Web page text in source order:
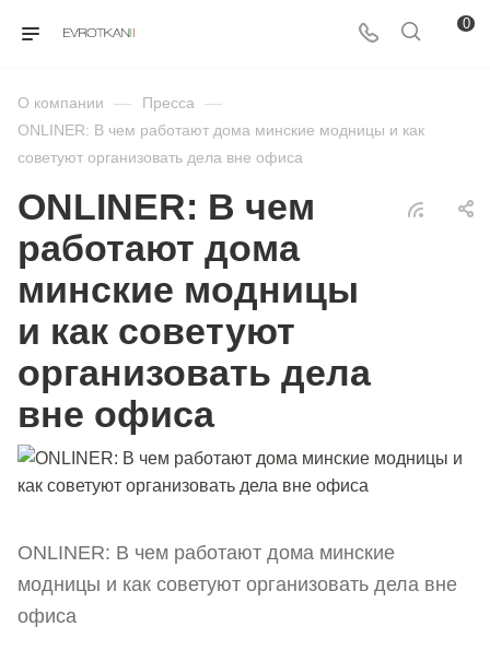
0
О компании — Пресса —
ONLINER: В чем работают дома минские модницы и как
советуют организовать дела вне офиса
ONLINER: В чем
работают дома
минские модницы
и как советуют
организовать дела
вне офиса
ONLINER: В чем работают дома минские
модницы и как советуют организовать дела вне
офиса